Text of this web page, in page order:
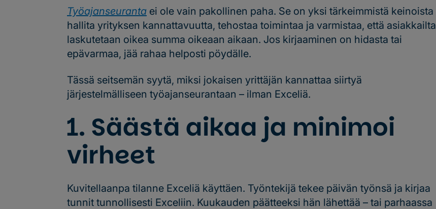
Työajanseuranta ei ole vain pakollinen paha. Se on yksi tärkeimmistä keinoista
hallita yrityksen kannattavuutta, tehostaa toimintaa ja varmistaa, että asiakkailta
laskutetaan oikea summa oikeaan aikaan. Jos kirjaaminen on hidasta tai
epävarmaa, jää rahaa helposti pöydälle.
Tässä seitsemän syytä, miksi jokaisen yrittäjän kannattaa siirtyä
järjestelmälliseen työajanseurantaan – ilman Exceliä.
1. Säästä aikaa ja minimoi
virheet
Kuvitellaanpa tilanne Exceliä käyttäen. Työntekijä tekee päivän työnsä ja kirjaa
tunnit tunnollisesti Exceliin. Kuukauden päätteeksi hän lähettää – tai parhaassa